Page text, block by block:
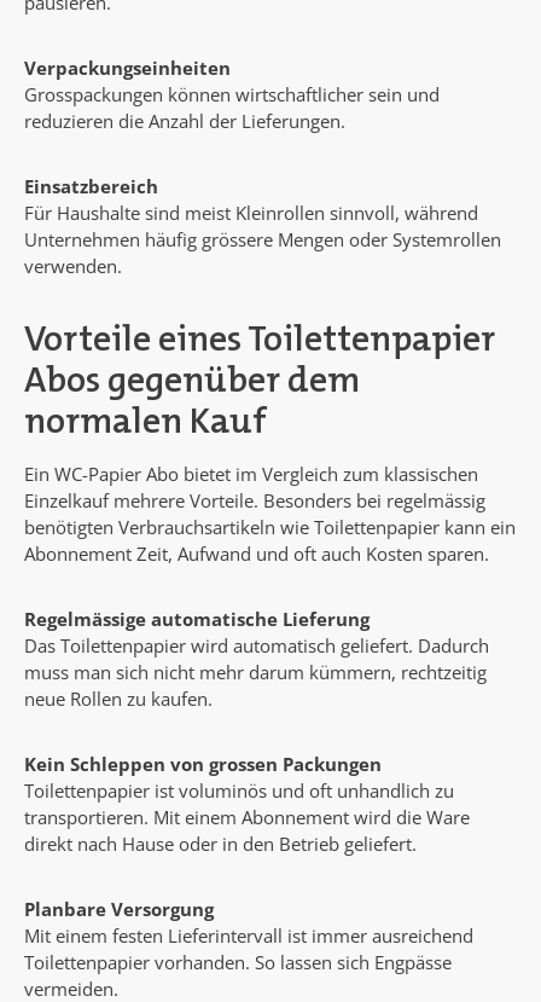
Verpackungseinheiten
Grosspackungen können wirtschaftlicher sein und
reduzieren die Anzahl der Lieferungen.
Einsatzbereich
Für Haushalte sind meist Kleinrollen sinnvoll, während
Unternehmen häufig grössere Mengen oder Systemrollen
verwenden.
Vorteile eines Toilettenpapier
Abos gegenüber dem
normalen Kauf
Ein WC-Papier Abo bietet im Vergleich zum klassischen
Einzelkauf mehrere Vorteile. Besonders bei regelmässig
benötigten Verbrauchsartikeln wie Toilettenpapier kann ein
Abonnement Zeit, Aufwand und oft auch Kosten sparen.
Regelmässige automatische Lieferung
Das Toilettenpapier wird automatisch geliefert. Dadurch
muss man sich nicht mehr darum kümmern, rechtzeitig
neue Rollen zu kaufen.
Kein Schleppen von grossen Packungen
Toilettenpapier ist voluminös und oft unhandlich zu
transportieren. Mit einem Abonnement wird die Ware
direkt nach Hause oder in den Betrieb geliefert.
Planbare Versorgung
Mit einem festen Lieferintervall ist immer ausreichend
Toilettenpapier vorhanden. So lassen sich Engpässe
vermeiden.